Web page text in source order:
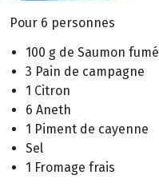
Pour 6 personnes
100 g de Saumon fumé
3 Pain de campagne
1 Citron
6 Aneth
1 Piment de cayenne
Sel
1 Fromage frais